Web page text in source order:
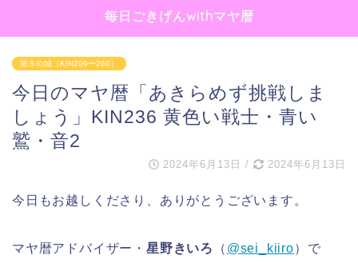
毎日ごきげんwithマヤ暦
第５の城（KIN209〜260）
今日のマヤ暦「あきらめず挑戦しま
しょう」KIN236 黄色い戦士・青い
鷲・音2
2024年6月13日 / 2024年6月13日
今日もお越しくださり、ありがとうございます。
マヤ暦アドバイザー・ 星野きいろ （ @sei_kiiro）で